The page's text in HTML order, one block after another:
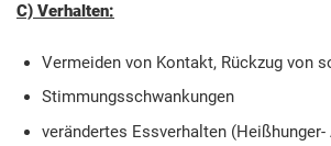
C) Verhalten:
Vermeiden von Kontakt, Rückzug von
Stimmungsschwankungen
verändertes Essverhalten (Heißhunger-